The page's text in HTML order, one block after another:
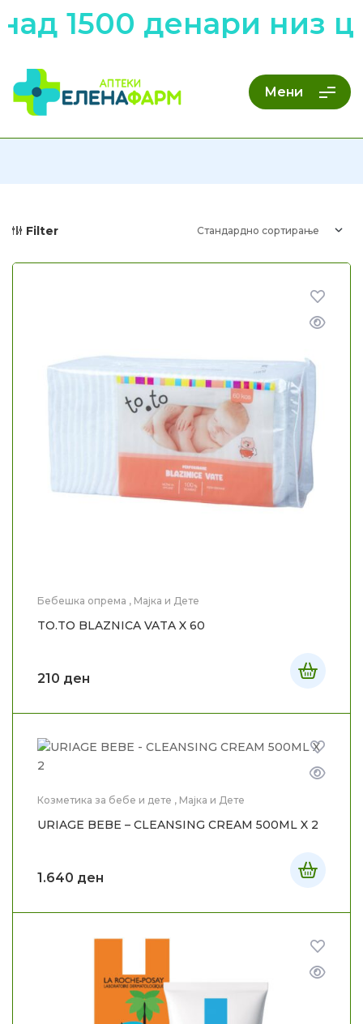
денари низ цела
Мени
Filter
Бебешка опрема , Мајка и Дете
TO.TO BLAZNICA VATA X 60
210 ден
Козметика за бебе и дете , Мајка и Дете
URIAGE BEBE – CLEANSING CREAM 500ML X 2
1.640 ден